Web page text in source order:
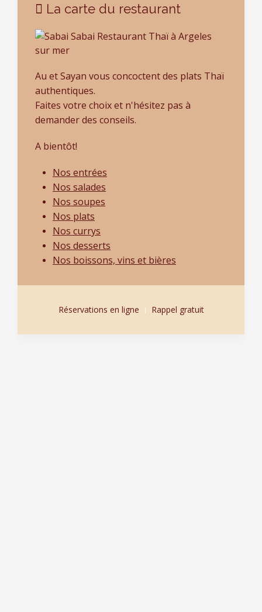
La carte du restaurant
Au et Sayan vous concoctent des plats Thaï
authentiques.
Faites votre choix et n'hésitez pas à
demander des conseils.
A bientôt!
Nos entrées
Nos salades
Nos soupes
Nos plats
Nos currys
Nos desserts
Nos boissons, vins et bières
Réservations en ligne Rappel gratuit